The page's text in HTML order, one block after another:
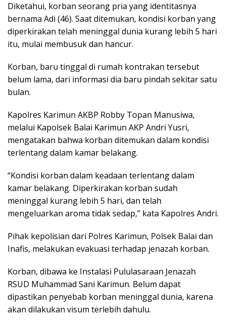
Diketahui, korban seorang pria yang identitasnya
bernama Adi (46). Saat ditemukan, kondisi korban yang
diperkirakan telah meninggal dunia kurang lebih 5 hari
itu, mulai membusuk dan hancur.
Korban, baru tinggal di rumah kontrakan tersebut
belum lama, dari informasi dia baru pindah sekitar satu
bulan.
Kapolres Karimun AKBP Robby Topan Manusiwa,
melalui Kapolsek Balai Karimun AKP Andri Yusri,
mengatakan bahwa korban ditemukan dalam kondisi
terlentang dalam kamar belakang.
“Kondisi korban dalam keadaan terlentang dalam
kamar belakang. Diperkirakan korban sudah
meninggal kurang lebih 5 hari, dan telah
mengeluarkan aroma tidak sedap,” kata Kapolres Andri.
Pihak kepolisian dari Polres Karimun, Polsek Balai dan
Inafis, melakukan evakuasi terhadap jenazah korban.
Korban, dibawa ke Instalasi Pululasaraan Jenazah
RSUD Muhammad Sani Karimun. Belum dapat
dipastikan penyebab korban meninggal dunia, karena
akan dilakukan visum terlebih dahulu.